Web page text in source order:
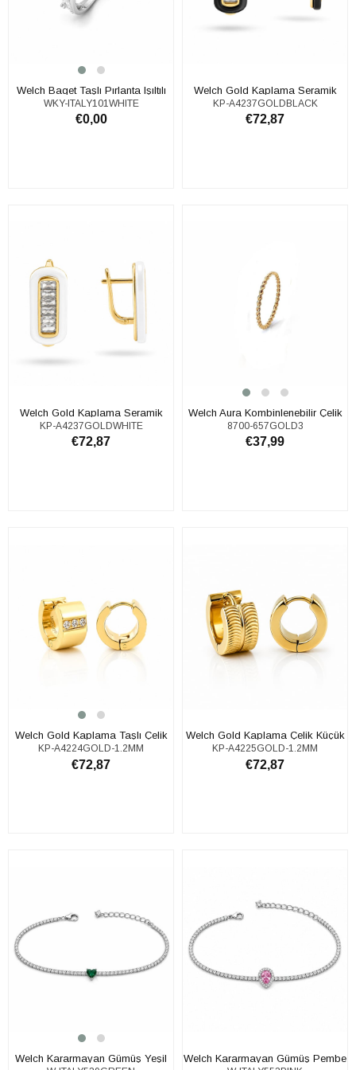
Welch Baget Taşlı Pırlanta Işıltılı
Gümüş Yüzük | Şık Kadın Gümüş
Yüzük Welch
WKY-ITALY101WHITE
€0,00
​​​​​​​​​​​​​​Welch Gold Kaplama Seramik
Çelik Küpe
KP-A4237GOLDBLACK
€72,87
​​​​​​​​​​​​​​Welch Gold Kaplama Seramik
Çelik Küpe
KP-A4237GOLDWHITE
€72,87
Welch Aura Kombinlenebilir Çelik
Yüzük – Gold Kaplama
8700-657GOLD3
€37,99
​​​​​​​​​​​​​​Welch Gold Kaplama Taşlı Çelik
Küçük Halka Küpe
KP-A4224GOLD-1.2MM
€72,87
​​​​​​​​​​​​​​Welch Gold Kaplama Çelik Küçük
Halka Küpe
KP-A4225GOLD-1.2MM
€72,87
Welch Kararmayan Gümüş Yeşil
Welch Kararmayan Gümüş Pembe